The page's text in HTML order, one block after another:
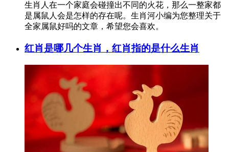
生肖人在一个家庭会碰撞出不同的火花，那么一整家都
是属鼠人会是怎样的存在呢。生肖河小编为您整理关于
全家属鼠好吗的文章，希望您会喜欢。
红肖是哪几个生肖，红肖指的是什么生肖